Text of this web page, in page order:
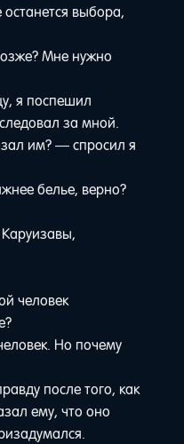
выбора,
Мне нужно
я поспешил
за мной.
им? — спросил я
белье, верно?
человек
Но почему
после того, как
ему, что оно